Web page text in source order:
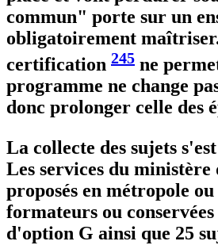
commun" porte sur un
obligatoirement
certification 245 ne
programme ne change
donc prolonger celle des
La collecte des sujets
Les services du
proposés en métropole
formateurs ou
d'option G ainsi que 25